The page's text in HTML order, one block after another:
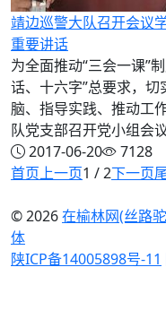
靖边巡警大队召开会议
重要讲话
为全面推动“三会一课”
话、十六字”总要求，
脑、指导实践、推动工
队党支部召开党小组会
2017-06-20
7128
首页上一页1 / 2下一页
© 2026在榆林网(丝路
体
陕ICP备14005898号-11